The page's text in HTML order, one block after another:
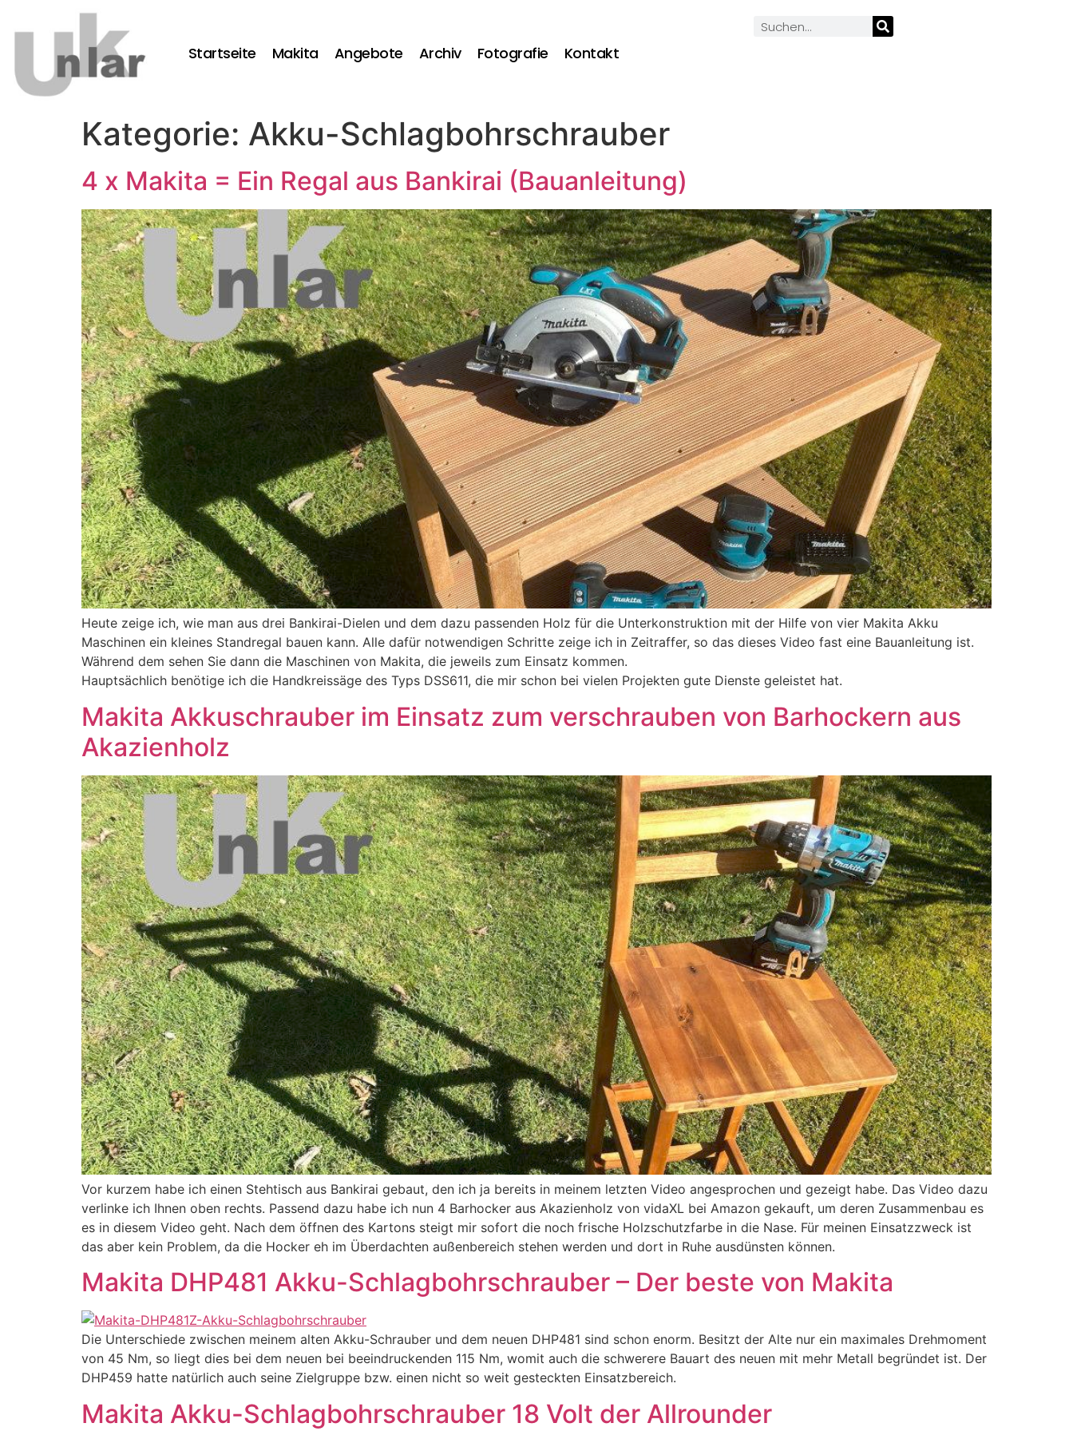
Startseite Makita Angebote Archiv Fotografie Kontakt
Kategorie: Akku-Schlagbohrschrauber
4 x Makita = Ein Regal aus Bankirai (Bauanleitung)
Heute zeige ich, wie man aus drei Bankirai-Dielen und dem dazu passenden Holz für die Unterkonstruktion mit der Hilfe von vier Makita Akku
Maschinen ein kleines Standregal bauen kann. Alle dafür notwendigen Schritte zeige ich in Zeitraffer, so das dieses Video fast eine Bauanleitung ist.
Während dem sehen Sie dann die Maschinen von Makita, die jeweils zum Einsatz kommen.
Hauptsächlich benötige ich die Handkreissäge des Typs DSS611, die mir schon bei vielen Projekten gute Dienste geleistet hat.
Makita Akkuschrauber im Einsatz zum verschrauben von Barhockern aus
Akazienholz
Vor kurzem habe ich einen Stehtisch aus Bankirai gebaut, den ich ja bereits in meinem letzten Video angesprochen und gezeigt habe. Das Video dazu
verlinke ich Ihnen oben rechts. Passend dazu habe ich nun 4 Barhocker aus Akazienholz von vidaXL bei Amazon gekauft, um deren Zusammenbau es
es in diesem Video geht. Nach dem öffnen des Kartons steigt mir sofort die noch frische Holzschutzfarbe in die Nase. Für meinen Einsatzzweck ist
das aber kein Problem, da die Hocker eh im Überdachten außenbereich stehen werden und dort in Ruhe ausdünsten können.
Makita DHP481 Akku-Schlagbohrschrauber – Der beste von Makita
Die Unterschiede zwischen meinem alten Akku-Schrauber und dem neuen DHP481 sind schon enorm. Besitzt der Alte nur ein maximales Drehmoment
von 45 Nm, so liegt dies bei dem neuen bei beeindruckenden 115 Nm, womit auch die schwerere Bauart des neuen mit mehr Metall begründet ist. Der
DHP459 hatte natürlich auch seine Zielgruppe bzw. einen nicht so weit gesteckten Einsatzbereich.
Makita Akku-Schlagbohrschrauber 18 Volt der Allrounder